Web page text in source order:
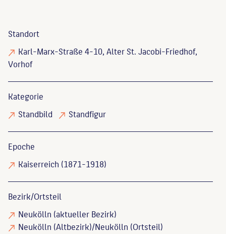
Standort
Karl-Marx-Straße 4-10, Alter St. Jacobi-Friedhof,
Vorhof
Kategorie
Standbild
Standfigur
Epoche
Kaiserreich (1871-1918)
Bezirk/Ortsteil
Neukölln (aktueller Bezirk)
Neukölln (Altbezirk)/Neukölln (Ortsteil)